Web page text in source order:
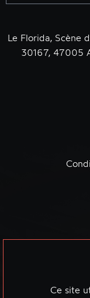
Le Florida, Scène
30167, 47005
Ce site